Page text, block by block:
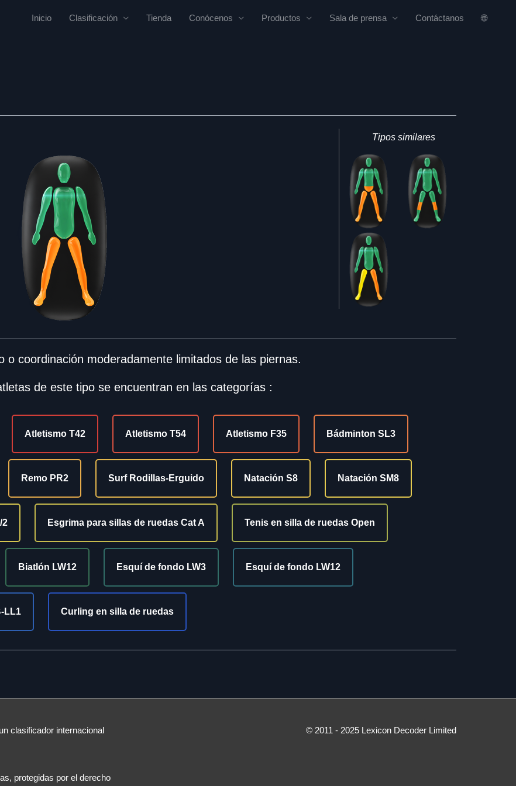
Inicio Clasificación Tienda Conócenos Productos Sala de prensa Contáctanos 🌐
Tipos similares
o coordinación moderadamente limitados de las piernas.
de este tipo se encuentran en las categorías :
Atletismo T42 Atletismo T54 Atletismo F35 Bádminton SL3
Remo PR2 Surf Rodillas-Erguido Natación S8 Natación SM8
2 Esgrima para sillas de ruedas Cat A Tenis en silla de ruedas Open
Biatlón LW12 Esquí de fondo LW3 Esquí de fondo LW12
LL1 Curling en silla de ruedas
clasificador internacional
protegidas por el derecho
© 2011 - 2025 Lexicon Decoder Limited